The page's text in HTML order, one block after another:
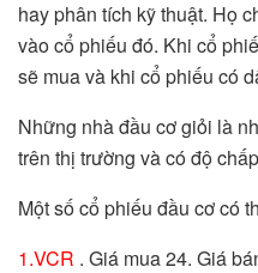
hay phân tích kỹ thuật. Họ
vào cổ phiếu đó. Khi cổ
sẽ mua và khi cổ phiếu có
Những nhà đầu cơ giỏi là
trên thị trường và có độ
Một số cổ phiếu đầu cơ có
1.VCR . Giá mua 24. Giá